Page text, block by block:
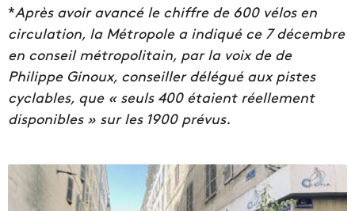
*Après avoir avancé le chiffre de 600 vélos en
circulation, la Métropole a indiqué ce 7 décembre
en conseil métropolitain, par la voix de de
Philippe Ginoux, conseiller délégué aux pistes
cyclables, que « seuls 400 étaient réellement
disponibles » sur les 1900 prévus.